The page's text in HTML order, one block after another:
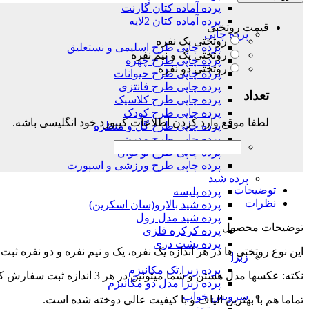
پرده آماده کتان گارنت
پرده آماده کتان 2لایه
پرده چاپی
پرده چاپی طرح اسلیمی و نستعلیق
پرده چاپی طرح چهره
پرده چاپی طرح حیوانات
پرده چاپی طرح فانتزی
پرده چاپی طرح کلاسیک
پرده چاپی طرح کودک
پرده چاپی طرح گل و منظره
پرده چاپی طرح مدرن
پرده چاپی طرح نوجوان
پرده چاپی طرح ورزشی و اسپورت
پرده شید
پرده پلیسه
پرده شید بالارو(سان اسکرین)
پرده شید مدل رول
پرده کرکره فلزی
پرده پشت دری
زبرا
پرده زبرا تک مکانیزم
پرده زبرا مدل دو مکانیزم
سرویس خواب
قیمت روتختی
روتختی یک نفره
روتختی یک و نیم نفره
روتختی دو نفره
تعداد
لطفا موقع وارد کردن اطلاعات کیبورد خود انگلیسی باشه.
توضیحات
نظرات
توضیحات محصول
این نوع روتختی ها در هر اندازه یک نفره، یک و نیم نفره و دو نفره
نکته: عکسها مدل هستن و شما میتونین در هر 3 اندازه ثبت سفارش کنین.
تماما هم با بهترین الیاف و با کیفیت عالی دوخته شده است.